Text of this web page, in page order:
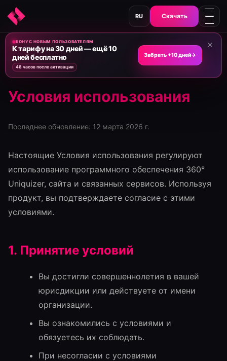
RU Скачать
← Вернуться на главную
Условия использования
Последнее обновление: 12 марта 2026 г.
Настоящие Условия использования регулируют
использование программного обеспечения 360°
Uniquizer, сайта и связанных сервисов. Используя
продукт, вы подтверждаете согласие с этими
условиями.
1. Принятие условий
Вы достигли совершеннолетия в вашей
юрисдикции или действуете от имени
организации.
Вы ознакомились с условиями и
обязуетесь их соблюдать.
При несогласии с условиями
БОНУС НОВЫМ ПОЛЬЗОВАТЕЛЯМ
К тарифу на 30 дней — ещё 10
дней бесплатно
48 часов после активации
Забрать +10 дней→
×